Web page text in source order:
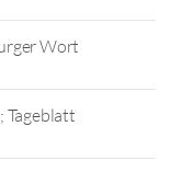
Wort
Tageblatt